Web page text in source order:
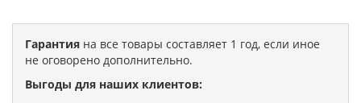
Гарантия на все товары составляет 1 год, если иное
не оговорено дополнительно.
Выгоды для наших клиентов: